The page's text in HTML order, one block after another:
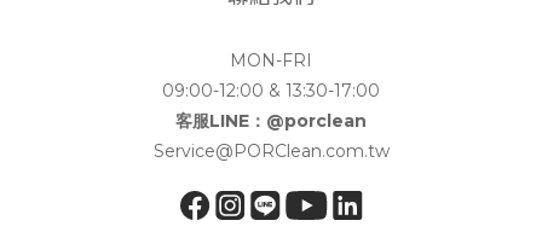
MON-FRI
09:00-12:00 & 13:30-17:00
客服LINE：@porclean
Service@PORClean.com.tw